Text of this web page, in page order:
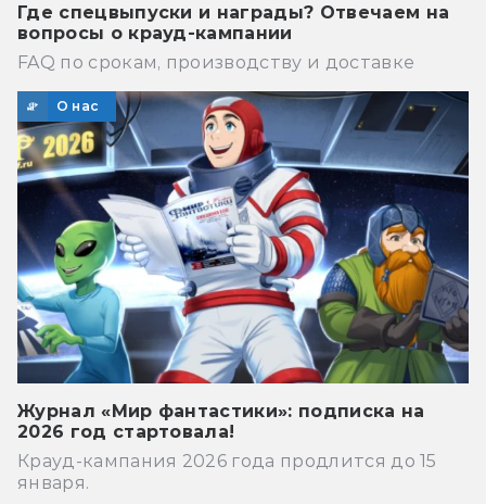
Где спецвыпуски и награды? Отвечаем на
вопросы о крауд-кампании
FAQ по срокам, производству и доставке
О нас
Журнал «Мир фантастики»: подписка на
2026 год стартовала!
Крауд-кампания 2026 года продлится до 15
января.